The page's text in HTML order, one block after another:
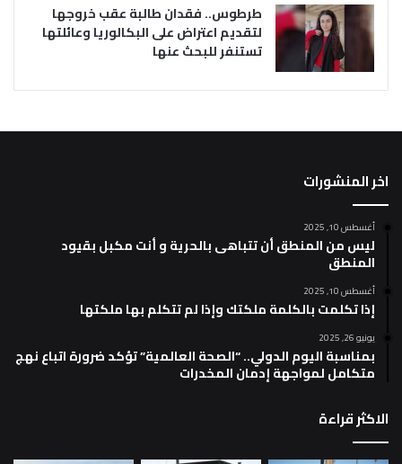
طرطوس.. فقدان طالبة عقب خروجها
لتقديم اعتراض على البكالوريا وعائلتها
تستنفر للبحث عنها
اخر المنشورات
أغسطس 10, 2025
ليس من المنطق أن تتباهى بالحرية و أنت مكبل بقيود
المنطق
أغسطس 10, 2025
إذا تكلمت بالكلمة ملكتك وإذا لم تتكلم بها ملكتها
يونيو 26, 2025
بمناسبة اليوم الدولي.. “الصحة العالمية” تؤكد ضرورة اتباع نهج
متكامل لمواجهة إدمان المخدرات
الاكثر قراءة